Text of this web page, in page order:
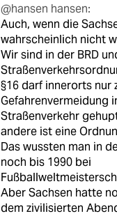
@hansen hansen:
Auch, wenn die
wahrscheinlich nicht
Wir sind in der BRD
§16 darf innerorts nur
Gefahrenvermeidung
Straßenverkehr
andere ist eine
Das wussten man in
noch bis 1990 bei
Aber Sachsen hatte
dem zivilisierten